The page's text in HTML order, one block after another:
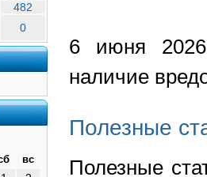
482
0
вс
6 июня
наличие
Полезные
Полезные